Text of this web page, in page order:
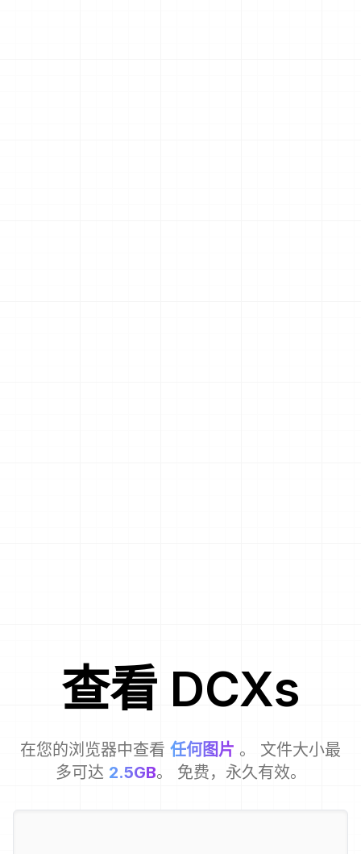
查看 DCXs
在您的浏览器中查看 任何图片 。 文件大小最
多可达 2.5GB。 免费，永久有效。